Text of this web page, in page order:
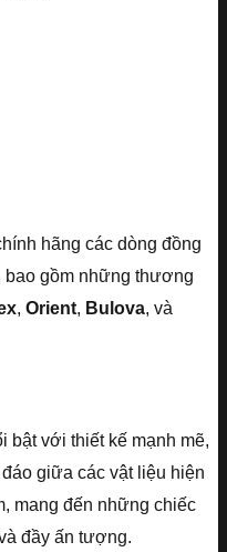
hãng các dòng đồng
bao gồm những thương
, Orient, Bulova, và
bật với thiết kế mạnh mẽ,
giữa các vật liệu hiện
mang đến những chiếc
đầy ấn tượng.